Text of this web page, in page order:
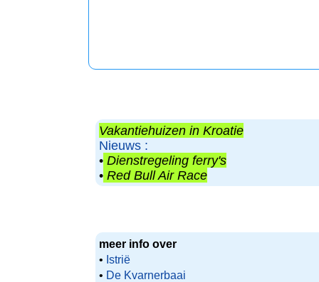
Vakantiehuizen in Kroatie
Nieuws :
• Dienstregeling ferry's
• Red Bull Air Race
meer info over
• Istrië
• De Kvarnerbaai